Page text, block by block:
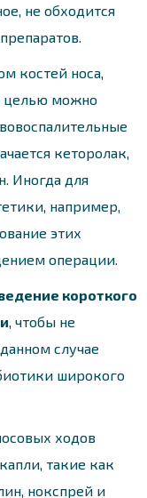
не обходится
костей носа,
целью можно
кеторолак,
Иногда для
например,
этих
операции.
короткого
, чтобы не
случае
широкого
ходов
такие как
нокспрей и